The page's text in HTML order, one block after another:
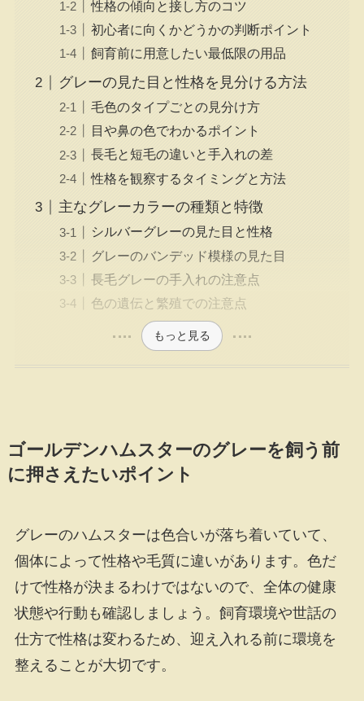
性格の傾向と接し方のコツ
初心者に向くかどうかの判断ポイント
飼育前に用意したい最低限の用品
グレーの見た目と性格を見分ける方法
毛色のタイプごとの見分け方
目や鼻の色でわかるポイント
長毛と短毛の違いと手入れの差
性格を観察するタイミングと方法
主なグレーカラーの種類と特徴
シルバーグレーの見た目と性格
グレーのバンデッド模様の見た目
長毛グレーの手入れの注意点
色の遺伝と繁殖での注意点
もっと見る
ゴールデンハムスターのグレーを飼う前
に押さえたいポイント
グレーのハムスターは色合いが落ち着いていて、
個体によって性格や毛質に違いがあります。色だ
けで性格が決まるわけではないので、全体の健康
状態や行動も確認しましょう。飼育環境や世話の
仕方で性格は変わるため、迎え入れる前に環境を
整えることが大切です。